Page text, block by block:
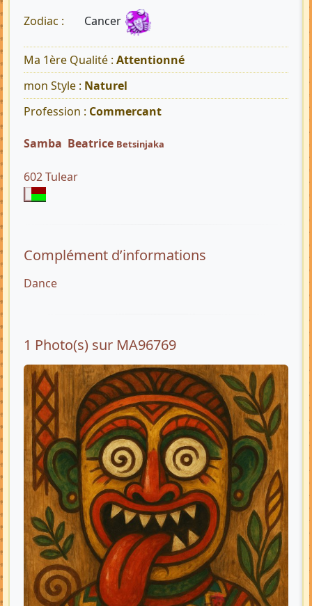
Zodiac : Cancer
Ma 1ère Qualité : Attentionné
mon Style : Naturel
Profession : Commercant
Samba Beatrice Betsinjaka
602 Tulear
Complément d’informations
Dance
1 Photo(s) sur MA96769